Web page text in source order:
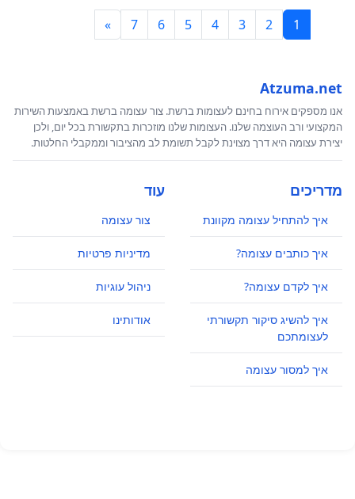
1
2
3
4
5
6
7
»
Atzuma.net
אנו מספקים אירוח בחינם לעצומות ברשת. צור עצומה ברשת באמצעות השירות
המקצועי ורב העוצמה שלנו. העצומות שלנו מוזכרות בתקשורת בכל יום, ולכן
יצירת עצומה היא דרך מצוינת לקבל תשומת לב מהציבור וממקבלי החלטות.
מדריכים
איך להתחיל עצומה מקוונת
איך כותבים עצומה?
איך לקדם עצומה?
איך להשיג סיקור תקשורתי
לעצומתכם
איך למסור עצומה
עוד
צור עצומה
מדיניות פרטיות
ניהול עוגיות
אודותינו